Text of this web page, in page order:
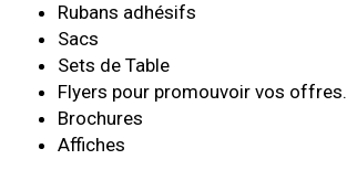
Rubans adhésifs
Sacs
Sets de Table
Flyers pour promouvoir vos offres.
Brochures
Affiches